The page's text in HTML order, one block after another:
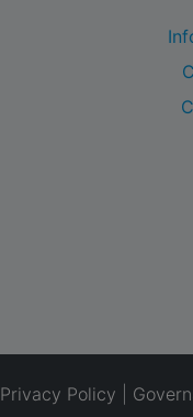
Privacy Policy